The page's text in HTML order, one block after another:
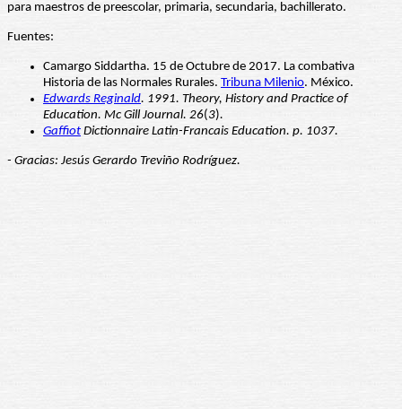
para maestros de preescolar, primaria, secundaria, bachillerato.
Fuentes:
Camargo Siddartha. 15 de Octubre de 2017. La combativa
Historia de las Normales Rurales. Tribuna Milenio. México.
Edwards Reginald. 1991. Theory, History and Practice of
Education. Mc Gill Journal. 26(3).
Gaffiot Dictionnaire Latin-Francais Education. p. 1037.
- Gracias: Jesús Gerardo Treviño Rodríguez.